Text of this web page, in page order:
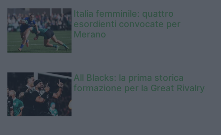
Italia femminile: quattro
esordienti convocate per
Merano
All Blacks: la prima storica
formazione per la Great Rivalry